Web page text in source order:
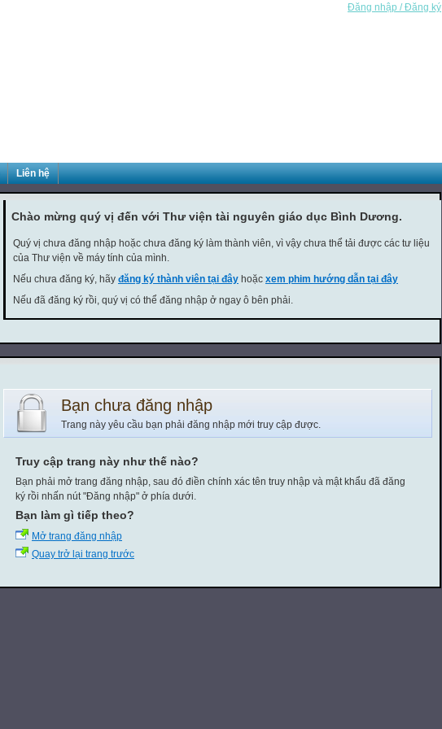
Đăng nhập / Đăng ký
Liên hệ
Chào mừng quý vị đến với Thư viện tài nguyên giáo dục Bình Dương.
Quý vị chưa đăng nhập hoặc chưa đăng ký làm thành viên, vì vậy chưa thể tải được các tư liệu
của Thư viện về máy tính của mình.
Nếu chưa đăng ký, hãy đăng ký thành viên tại đây hoặc xem phim hướng dẫn tại đây
Nếu đã đăng ký rồi, quý vị có thể đăng nhập ở ngay ô bên phải.
Bạn chưa đăng nhập
Trang này yêu cầu bạn phải đăng nhập mới truy cập được.
Truy cập trang này như thế nào?
Bạn phải mở trang đăng nhập, sau đó điền chính xác tên truy nhập và mật khẩu đã đăng
ký rồi nhấn nút "Đăng nhập" ở phía dưới.
Bạn làm gì tiếp theo?
Mở trang đăng nhập
Quay trở lại trang trước